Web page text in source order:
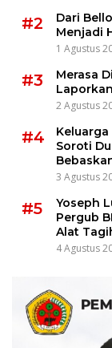
#2
Dari
Menjadi
1 Agustus
#3
Merasa
2 Agustus
#4
Soroti
3 Agustus
#5
Yoseph
Pergub
Alat
4 Agustus